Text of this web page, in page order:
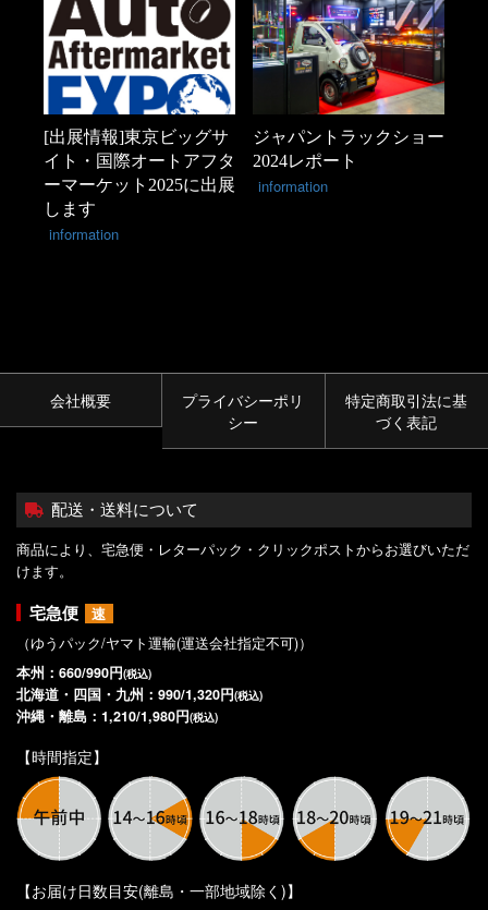
[出展情報]東京ビッグサ
イト・国際オートアフタ
ーマーケット2025に出展
します
information
ジャパントラックショー
2024レポート
information
会社概要
プライバシーポリ
シー
特定商取引法に基
づく表記
配送・送料について
商品により、宅急便・レターパック・クリックポストからお選びいただ
けます。
宅急便
速
（ゆうパック/ヤマト運輸(運送会社指定不可)）
本州：660/990円(税込)
北海道・四国・九州：990/1,320円(税込)
沖縄・離島：1,210/1,980円(税込)
【時間指定】
【お届け日数目安(離島・一部地域除く)】